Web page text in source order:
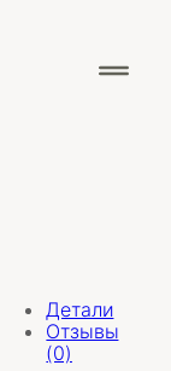
Детали
Отзывы
(0)